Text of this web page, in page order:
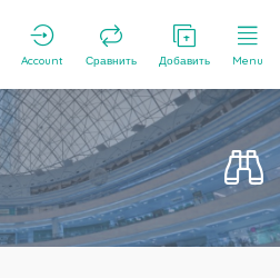
Account Сравнить Добавить Menu